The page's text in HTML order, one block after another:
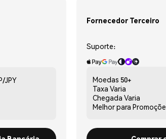
JPY
Fornecedor Terceiro
Suporte:
Moedas 50+
Taxa Varia
Chegada Varia
Melhor para